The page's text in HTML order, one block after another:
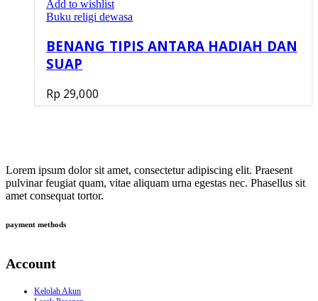
Add to wishlist
Buku religi dewasa
BENANG TIPIS ANTARA HADIAH DAN
SUAP
Rp 29,000
Lorem ipsum dolor sit amet, consectetur adipiscing elit. Praesent
pulvinar feugiat quam, vitae aliquam urna egestas nec. Phasellus sit
amet consequat tortor.
payment methods
Account
Kelolah Akun